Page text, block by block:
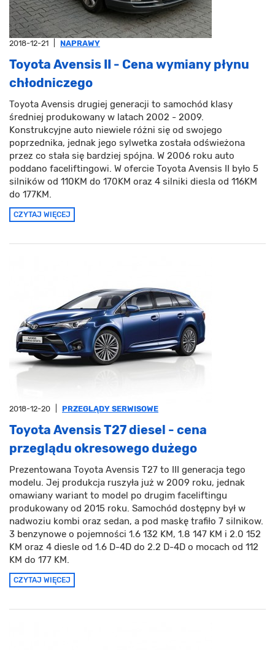
2018-12-21 NAPRAWY
Toyota Avensis II - Cena wymiany płynu
chłodniczego
Toyota Avensis drugiej generacji to samochód klasy
średniej produkowany w latach 2002 - 2009.
Konstrukcyjne auto niewiele różni się od swojego
poprzednika, jednak jego sylwetka została odświeżona
przez co stała się bardziej spójna. W 2006 roku auto
poddano faceliftingowi. W ofercie Toyota Avensis II było 5
silników od 110KM do 170KM oraz 4 silniki diesla od 116KM
do 177KM.
CZYTAJ WIĘCEJ
2018-12-20 PRZEGLĄDY SERWISOWE
Toyota Avensis T27 diesel - cena
przeglądu okresowego dużego
Prezentowana Toyota Avensis T27 to III generacja tego
modelu. Jej produkcja ruszyła już w 2009 roku, jednak
omawiany wariant to model po drugim faceliftingu
produkowany od 2015 roku. Samochód dostępny był w
nadwoziu kombi oraz sedan, a pod maskę trafiło 7 silnikow.
3 benzynowe o pojemności 1.6 132 KM, 1.8 147 KM i 2.0 152
KM oraz 4 diesle od 1.6 D-4D do 2.2 D-4D o mocach od 112
KM do 177 KM.
CZYTAJ WIĘCEJ